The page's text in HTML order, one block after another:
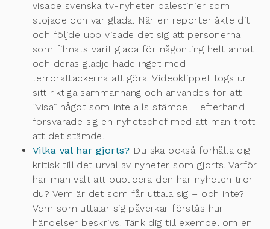
visade svenska tv-nyheter palestinier som
stojade och var glada. När en reporter åkte dit
och följde upp visade det sig att personerna
som filmats varit glada för någonting helt annat
och deras glädje hade inget med
terrorattackerna att göra. Videoklippet togs ur
sitt riktiga sammanhang och användes för att
”visa” något som inte alls stämde. I efterhand
försvarade sig en nyhetschef med att man trott
att det stämde.
Vilka val har gjorts? Du ska också förhålla dig
kritisk till det urval av nyheter som gjorts. Varför
har man valt att publicera den här nyheten tror
du? Vem är det som får uttala sig – och inte?
Vem som uttalar sig påverkar förstås hur
händelser beskrivs. Tänk dig till exempel om en